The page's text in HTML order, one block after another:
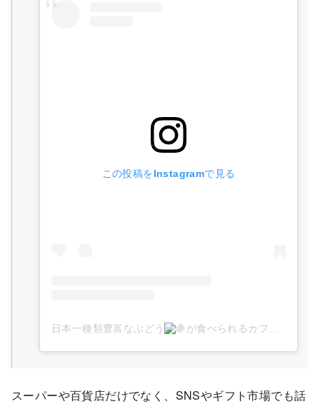
この投稿をInstagramで見る
日本一種類豊富なぶどう が食べられるカフェｌgrape shop cocoloｌ山梨(@grapeshopcocolo)がシェアした投稿
スーパーや百貨店だけでなく、SNSやギフト市場でも話